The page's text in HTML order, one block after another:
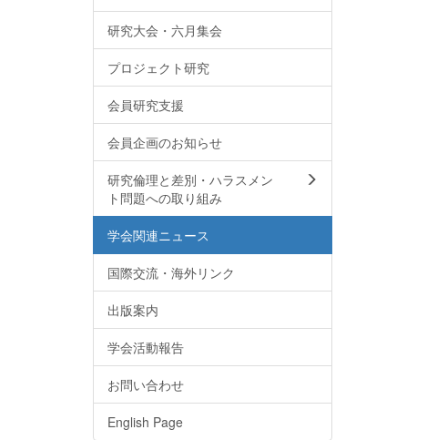
研究大会・六月集会
プロジェクト研究
会員研究支援
会員企画のお知らせ
研究倫理と差別・ハラスメン
ト問題への取り組み
学会関連ニュース
国際交流・海外リンク
出版案内
学会活動報告
お問い合わせ
English Page